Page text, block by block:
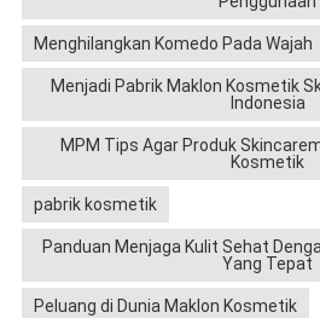
Menghilangkan Komedo Pada Wajah
Menjadi Pabrik Maklon Kosmetik
Indonesia
MPM Tips Agar Produk
Kosmetik
pabrik kosmetik
Panduan Menjaga Kulit Sehat
Yang Tepat
Peluang di Dunia Maklon Kosmetik